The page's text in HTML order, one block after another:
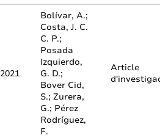
2021
Bolívar, A.;
Costa, J. C.
C. P.;
Posada
Izquierdo,
G. D.;
Bover Cid,
S.; Zurera,
G.; Pérez
Rodríguez,
F.
Article